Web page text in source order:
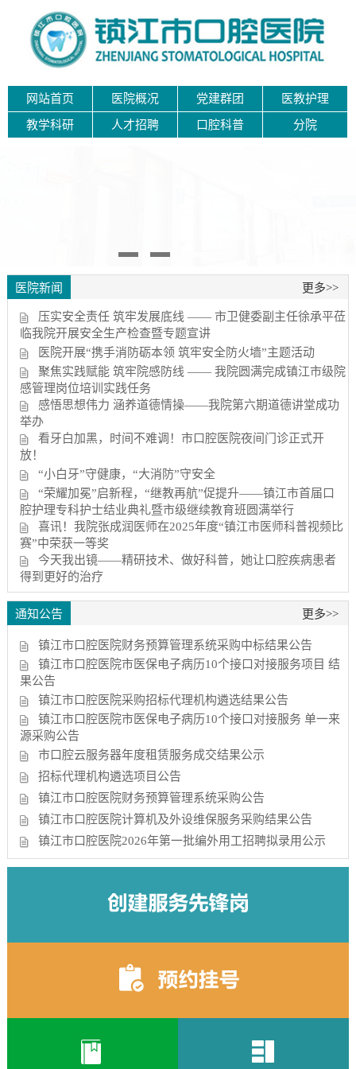
网站首页 医院概况 党建群团 医教护理
教学科研 人才招聘 口腔科普 分院
医院新闻 更多>>
压实安全责任 筑牢发展底线 —— 市卫健委副主任徐承平莅
临我院开展安全生产检查暨专题宣讲
医院开展“携手消防砺本领 筑牢安全防火墙”主题活动
聚焦实践赋能 筑牢院感防线 —— 我院圆满完成镇江市级院
感管理岗位培训实践任务
感悟思想伟力 涵养道德情操——我院第六期道德讲堂成功
举办
看牙白加黑，时间不难调！市口腔医院夜间门诊正式开
放！
“小白牙”守健康，“大消防”守安全
“荣耀加冕”启新程，“继教再航”促提升——镇江市首届口
腔护理专科护士结业典礼暨市级继续教育班圆满举行
喜讯！我院张成润医师在2025年度“镇江市医师科普视频比
赛”中荣获一等奖
今天我出镜——精研技术、做好科普，她让口腔疾病患者
得到更好的治疗
通知公告 更多>>
镇江市口腔医院财务预算管理系统采购中标结果公告
镇江市口腔医院市医保电子病历10个接口对接服务项目 结
果公告
镇江市口腔医院采购招标代理机构遴选结果公告
镇江市口腔医院市医保电子病历10个接口对接服务 单一来
源采购公告
市口腔云服务器年度租赁服务成交结果公示
招标代理机构遴选项目公告
镇江市口腔医院财务预算管理系统采购公告
镇江市口腔医院计算机及外设维保服务采购结果公告
镇江市口腔医院2026年第一批编外用工招聘拟录用公示